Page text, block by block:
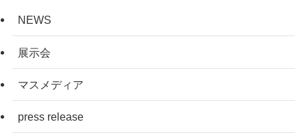
NEWS
展示会
マスメディア
press release